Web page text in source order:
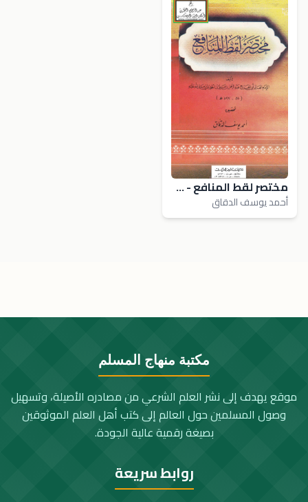
مختصر لقط المنافع - عبد الرحمن بن علي بن الجوزي ، ت أحمد الدقاق
أحمد يوسف الدقاق
مكتبة منهاج المسلم
موقع يهدف إلى نشر العلم الشرعي من مصادره الأصيلة، وتسهيل
وصول المسلمين حول العالم إلى كتب أهل العلم الموثوقين
بصيغة رقمية عالية الجودة.
روابط سريعة